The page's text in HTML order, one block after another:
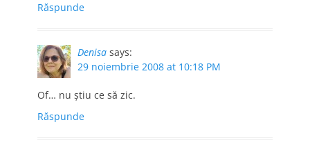
Răspunde
Denisa says:
29 noiembrie 2008 at 10:18 PM
Of… nu ştiu ce să zic.
Răspunde